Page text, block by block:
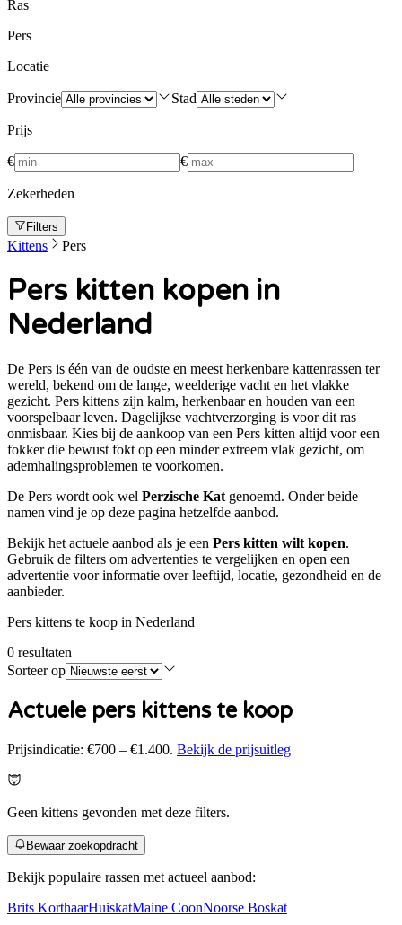
Ras
Pers
Locatie
Provincie Stad
Prijs
€ €
Zekerheden
Filters
Kittens Pers
Pers kitten kopen in
Nederland
De Pers is één van de oudste en meest herkenbare kattenrassen ter
wereld, bekend om de lange, weelderige vacht en het vlakke
gezicht. Pers kittens zijn kalm, herkenbaar en houden van een
voorspelbaar leven. Dagelijkse vachtverzorging is voor dit ras
onmisbaar. Kies bij de aankoop van een Pers kitten altijd voor een
fokker die bewust fokt op een minder extreem vlak gezicht, om
ademhalingsproblemen te voorkomen.
De Pers wordt ook wel Perzische Kat genoemd. Onder beide
namen vind je op deze pagina hetzelfde aanbod.
Bekijk het actuele aanbod als je een Pers kitten wilt kopen.
Gebruik de filters om advertenties te vergelijken en open een
advertentie voor informatie over leeftijd, locatie, gezondheid en de
aanbieder.
Pers kittens te koop in Nederland
0 resultaten
Sorteer op
Actuele pers kittens te koop
Prijsindicatie: €700 – €1.400. Bekijk de prijsuitleg
Geen kittens gevonden met deze filters.
Bewaar zoekopdracht
Bekijk populaire rassen met actueel aanbod:
Brits KorthaarHuiskatMaine CoonNoorse Boskat